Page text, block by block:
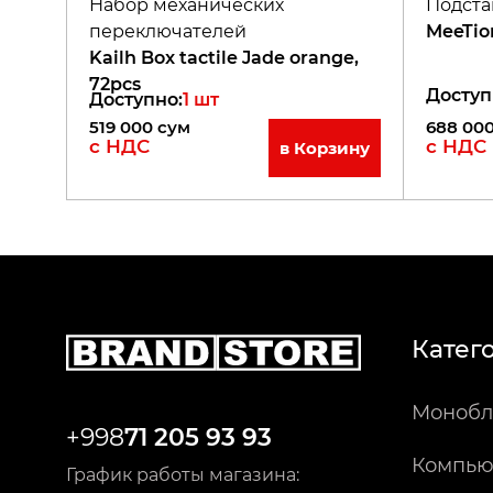
Набор механических
переключателей
Kailh Box tactile Jade orange,
72pcs
Доступно:1 шт
519 000 сум
с НДС в Корзину
688
с НДС
+99871 205 93 93
График работы магазина: